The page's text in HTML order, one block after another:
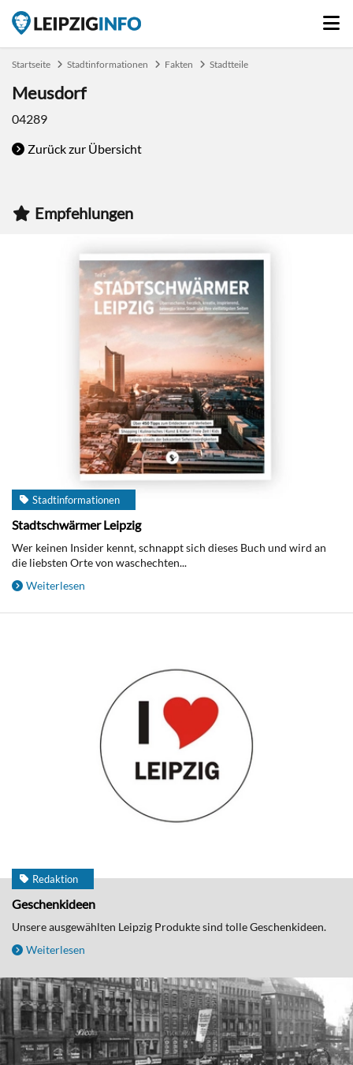
Startseite Stadtinformationen Fakten Stadtteile
Meusdorf
04289
Zurück zur Übersicht
Empfehlungen
Stadtinformationen
Stadtschwärmer Leipzig
Wer keinen Insider kennt, schnappt sich dieses Buch und wird an
die liebsten Orte von waschechten...
Weiterlesen
Redaktion
Geschenkideen
Unsere ausgewählten Leipzig Produkte sind tolle Geschenkideen.
Weiterlesen